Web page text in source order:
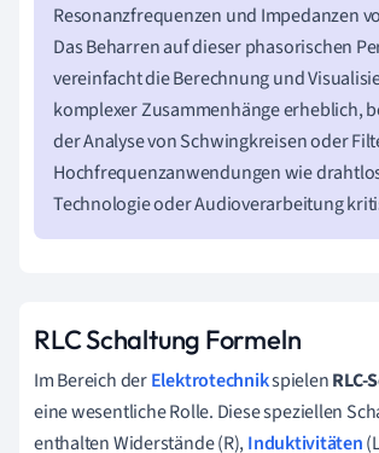
Resonanzfrequenzen und Impedanzen
Das Beharren auf dieser phasorischen
vereinfacht die Berechnung und
komplexer Zusammenhänge erheblich,
der Analyse von Schwingkreisen oder
Hochfrequenzanwendungen wie
Technologie oder Audioverarbeitung
RLC Schaltung Formeln
Im Bereich derElektrotechnikspielenRLC-
eine wesentliche Rolle. Diese speziellen
enthalten Widerstände (R),Induktivitäten